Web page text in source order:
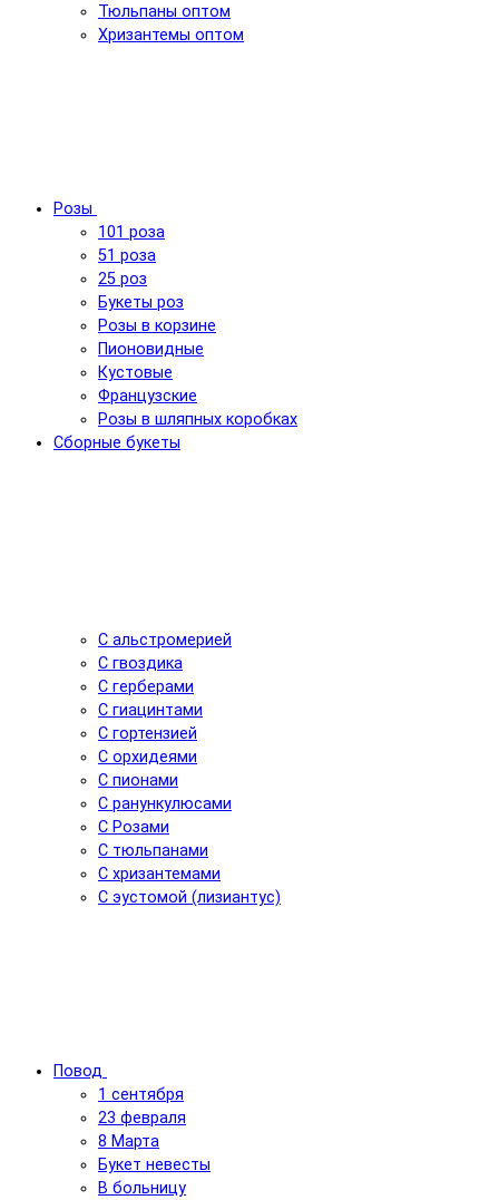
Тюльпаны оптом
Хризантемы оптом
Розы
101 роза
51 роза
25 роз
Букеты роз
Розы в корзине
Пионовидные
Кустовые
Французские
Розы в шляпных коробках
Сборные букеты
С альстромерией
С гвоздика
С герберами
С гиацинтами
С гортензией
С орхидеями
С пионами
С ранункулюсами
С Розами
С тюльпанами
С хризантемами
С эустомой (лизиантус)
Повод
1 сентября
23 февраля
8 Марта
Букет невесты
В больницу